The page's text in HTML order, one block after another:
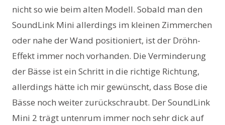
nicht so wie beim alten Modell. Sobald man den
SoundLink Mini allerdings im kleinen Zimmerchen
oder nahe der Wand positioniert, ist der Dröhn-
Effekt immer noch vorhanden. Die Verminderung
der Bässe ist ein Schritt in die richtige Richtung,
allerdings hätte ich mir gewünscht, dass Bose die
Bässe noch weiter zurückschraubt. Der SoundLink
Mini 2 trägt untenrum immer noch sehr dick auf